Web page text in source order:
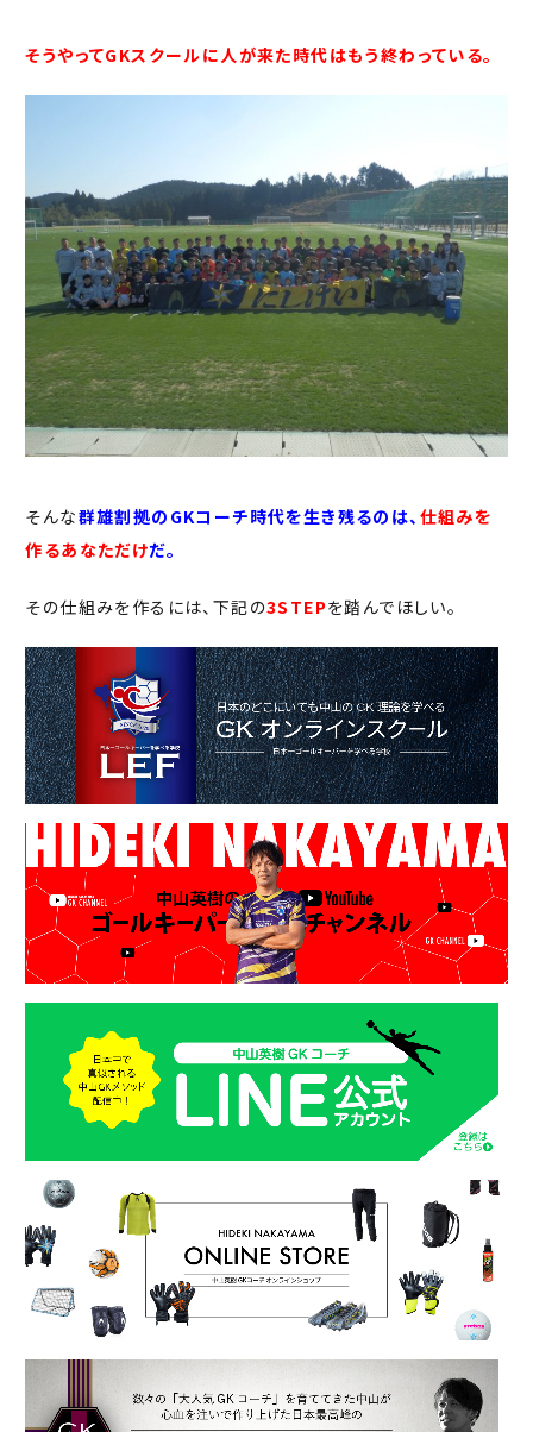
そうやってGKスクールに人が来た時代はもう終わっている。
そんな群雄割拠のGKコーチ時代を生き残るのは、 仕組みを
作るあなただけだ。
その仕組みを作るには、下記の3STEPを踏んでほしい。